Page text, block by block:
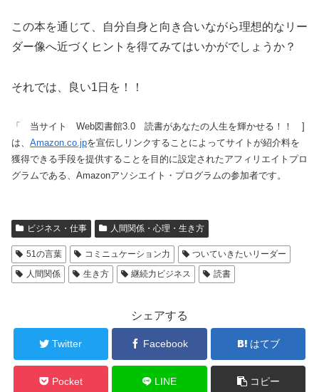
この本を通じて、自分自身と向き合いながら理想的なリー
ダー像へ近づくヒントを得てみてはいかがでしょうか？
それでは、良い1日を！！
「 当サイト Web図書館3.0 読書があなたの人生を輝かせる！！ ]
は、 Amazon.co.jpを宣伝しリンクすることによってサイトが紹介料を
獲得できる手段を提供することを目的に設定されたアフィリエイトプロ
グラムである、Amazonアソシエイト・プログラムの参加者です。
ビジネス・仕事 人間関係・心理・生き方
51の言葉 コミニュケーション力
ついていきたいリーダー
人間関係
生き方 継続力ビジネス 読書
シェアする
Twitter Facebook はてブ
Pocket LINE コピー